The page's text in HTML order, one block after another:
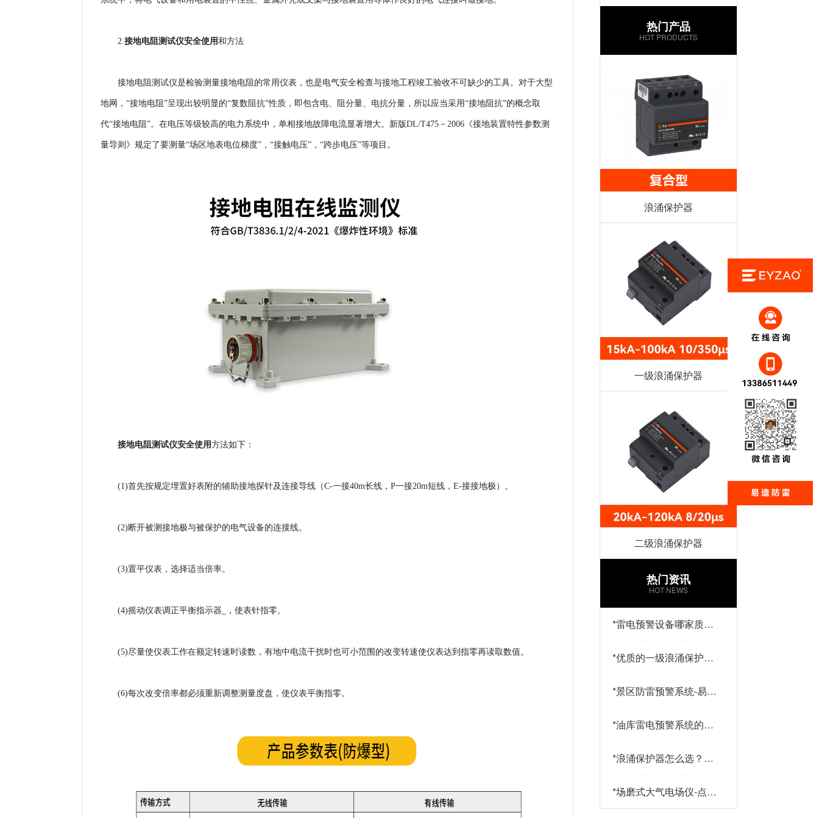
2.接地电阻测试仪安全使用和方法
接地电阻测试仪是检验测量接地电阻的常用仪表，也是电气安全检查与接地工程竣工验收不可缺少的工具。对于大型
地网，“接地电阻”呈现出较明显的“复数阻抗”性质，即包含电、阻分量、电抗分量，所以应当采用“接地阻抗”的概念取
代“接地电阻”。在电压等级较高的电力系统中，单相接地故障电流显著增大。新版DL/T475－2006《接地装置特性参数测
量导则》规定了要测量“场区地表电位梯度”，“接触电压”，“跨步电压”等项目。
接地电阻测试仪安全使用方法如下：
(1)首先按规定埋置好表附的辅助接地探针及连接导线（C-一接40m长线，P一接20m短线，E-接接地极）。
(2)断开被测接地极与被保护的电气设备的连接线。
(3)置平仪表，选择适当倍率。
(4)摇动仪表调正平衡指示器_，使表针指零。
(5)尽量使仪表工作在额定转速时读数，有地中电流干扰时也可小范围的改变转速使仪表达到指零再读取数值。
(6)每次改变倍率都必须重新调整测量度盘，使仪表平衡指零。
热门产品
HOT PRODUCTS
浪涌保护器
一级浪涌保护器
二级浪涌保护器
热门资讯
HOT NEWS
*雷电预警设备哪家质量
*优质的一级浪涌保护器
防雷
*景区防雷预警系统-易造
*油库雷电预警系统的传
看-易造
*浪涌保护器怎么选？三
策略助您精准选型-易造
*场磨式大气电场仪-点击
了解更多-易造